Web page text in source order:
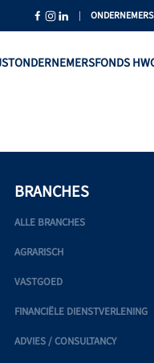
|
ONDERNEMERSFONDS HW
BRANCHES
ALLE BRANCHES
AGRARISCH
VASTGOED
FINANCIËLE DIENSTVERLENING
ADVIES / CONSULTANCY